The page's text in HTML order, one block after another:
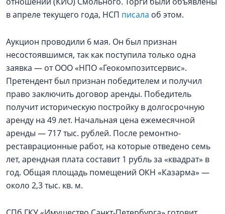
в апреле текущего года, НСП писала об этом.
Аукцион проводили 6 мая. Он был признан
несостоявшимся, так как поступила только одна
заявка — от ООО «НПО «Геокомпозитсервис».
Претендент был признан победителем и получил
право заключить договор аренды. Победитель
получит историческую постройку в долгосрочную
аренду на 49 лет. Начальная цена ежемесячной
аренды — 717 тыс. рублей. После ремонтно-
реставрационные работ, на которые отведено семь
лет, арендная плата составит 1 рубль за «квадрат» в
год. Общая площадь помещений ОКН «Казарма» —
около 2,3 тыс. кв. м.